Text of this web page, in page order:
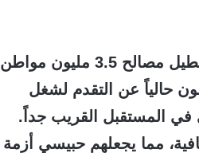
تؤدي هذه الظروف المأساوية إلى إطالة أمد التقاضي وتعطيل مصالح 3.5 مليون مواطن
حالياً عن التقدم لشغل
في المستقبل القريب جداً.
مما يجعلهم حبيسي أزمة